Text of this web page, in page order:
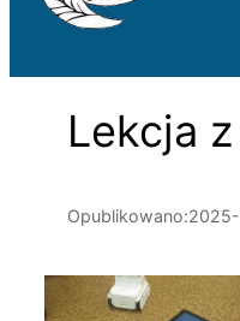
Lekcja
Opublikowano: